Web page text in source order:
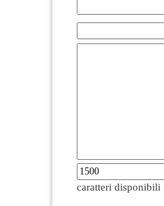
caratteri disponibili